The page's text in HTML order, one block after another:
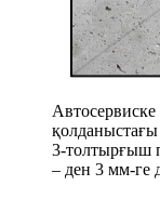
Автосервиске
қолданыстағы
3-толтырғыш
– ден 3 мм-ге